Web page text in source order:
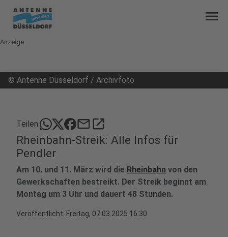
menu
Anzeige
© Antenne Düsseldorf / Archivfoto
Teilen: mailopen_in_new
Rheinbahn-Streik: Alle Infos für
Pendler
Am 10. und 11. März wird die Rheinbahn von den
Gewerkschaften bestreikt. Der Streik beginnt am
Montag um 3 Uhr und dauert 48 Stunden.
Veröffentlicht: Freitag, 07.03.2025 16:30